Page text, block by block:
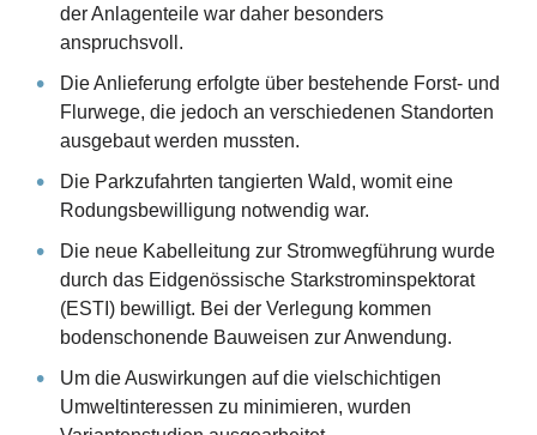
der Anlagenteile war daher besonders
anspruchsvoll.
Die Anlieferung erfolgte über bestehende Forst- und
Flurwege, die jedoch an verschiedenen Standorten
ausgebaut werden mussten.
Die Parkzufahrten tangierten Wald, womit eine
Rodungsbewilligung notwendig war.
Die neue Kabelleitung zur Stromwegführung wurde
durch das Eidgenössische Starkstrominspektorat
(ESTI) bewilligt. Bei der Verlegung kommen
bodenschonende Bauweisen zur Anwendung.
Um die Auswirkungen auf die vielschichtigen
Umweltinteressen zu minimieren, wurden